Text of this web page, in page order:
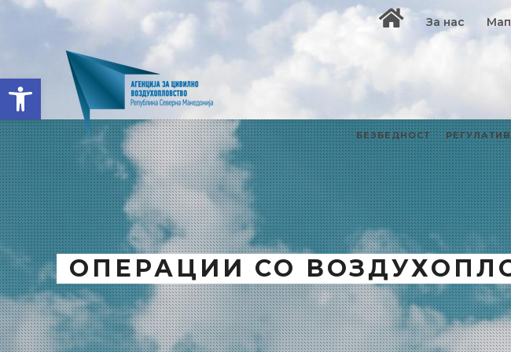
Open toolbar
За нас
БЕЗБЕДНОСТ
ОПЕРАЦИИ СО